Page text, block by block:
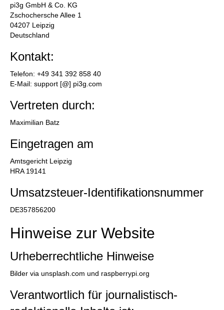
pi3g GmbH & Co. KG
Zschochersche Allee 1
04207 Leipzig
Deutschland
Kontakt:
Telefon: +49 341 392 858 40
E-Mail: support [@] pi3g.com
Vertreten durch:
Maximilian Batz
Eingetragen am
Amtsgericht Leipzig
HRA 19141
Umsatzsteuer-Identifikationsnummer
DE357856200
Hinweise zur Website
Urheberrechtliche Hinweise
Bilder via unsplash.com und raspberrypi.org
Verantwortlich für journalistisch-